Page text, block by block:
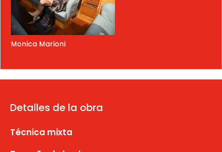
Monica Marioni
Detalles de la obra
Técnica mixta